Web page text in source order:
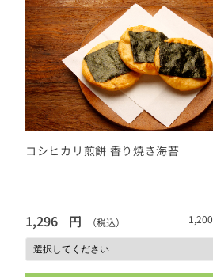
コシヒカリ煎餅 香り焼き海苔
1,296 円 （税込） 1,200